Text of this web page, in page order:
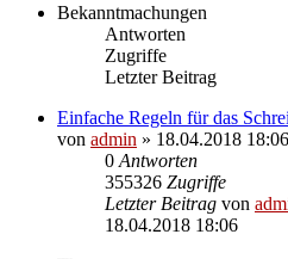
Bekanntmachungen
Antworten
Zugriffe
Letzter Beitrag
Einfache Regeln für das
von admin » 18.04.2018
0 Antworten
355326 Zugriffe
Letzter Beitrag von
18.04.2018 18:06